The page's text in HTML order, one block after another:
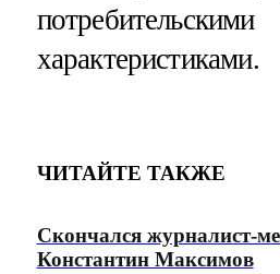
потребительскими
характеристиками.
ЧИТАЙТЕ ТАКЖЕ
Скончался журналист-
Константин Максимов